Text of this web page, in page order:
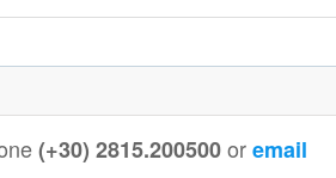
(+30) 2815.200500 oremail